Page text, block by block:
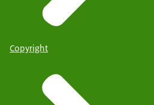
Copyright